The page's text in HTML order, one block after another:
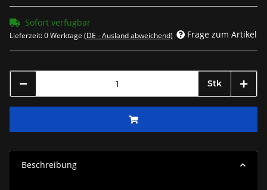
Sofort verfügbar
Lieferzeit:0 Werktage (DE - Ausland abweichend) Frage zum Artikel
Stk
Beschreibung